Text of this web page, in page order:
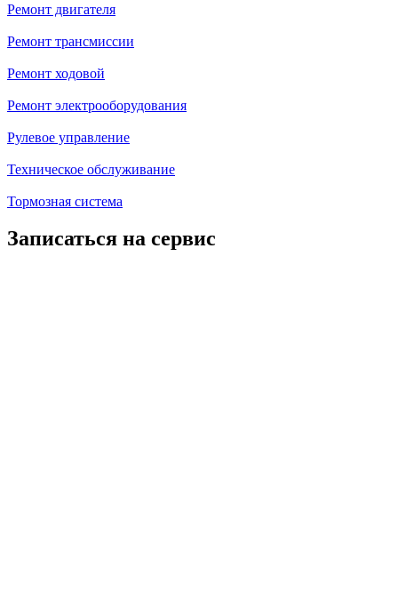
Ремонт двигателя
Ремонт трансмиссии
Ремонт ходовой
Ремонт электрооборудования
Рулевое управление
Техническое обслуживание
Тормозная система
Записаться на сервис